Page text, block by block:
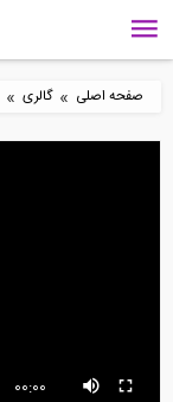
صفحه اصلی » گالری »
1:42
00:00